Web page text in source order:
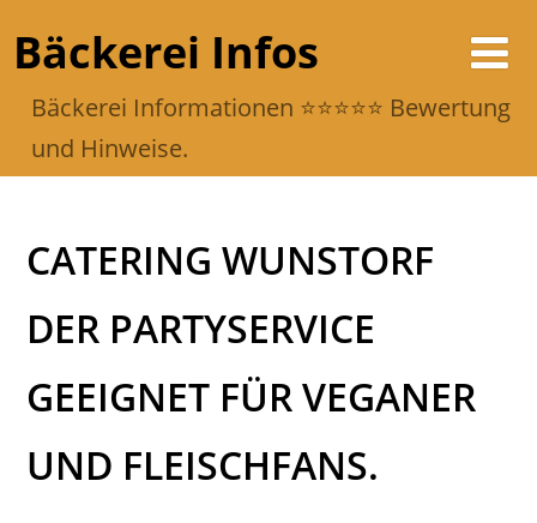
Bäckerei Infos
Bäckerei Informationen ⭐️⭐️⭐️⭐️⭐️ Bewertung
und Hinweise.
CATERING WUNSTORF
DER PARTYSERVICE
GEEIGNET FÜR VEGANER
UND FLEISCHFANS.